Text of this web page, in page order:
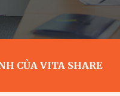
CỦA VITA SHARE